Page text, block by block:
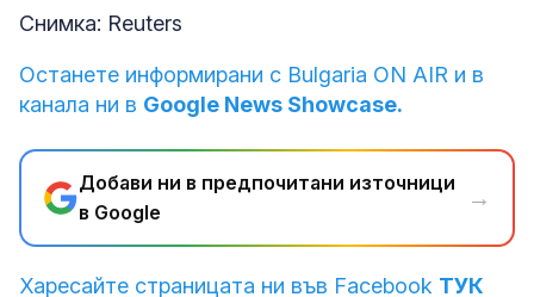
Снимка: Reuters
Останете информирани с Bulgaria ON AIR и в
канала ни в Google News Showcase.
Добави ни в предпочитани източници
в Google
→
Харесайте страницата ни във Facebook ТУК